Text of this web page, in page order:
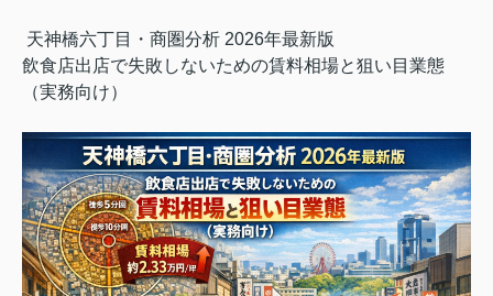
天神橋六丁目・商圏分析 2026年最新版
飲食店出店で失敗しないための賃料相場と狙い目業態
（実務向け）